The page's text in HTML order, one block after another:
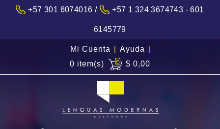
+57 301 6074016 / +57 1 324 3674743 - 601
6145779
Mi Cuenta | Ayuda |
0 item(s)
$ 0,00